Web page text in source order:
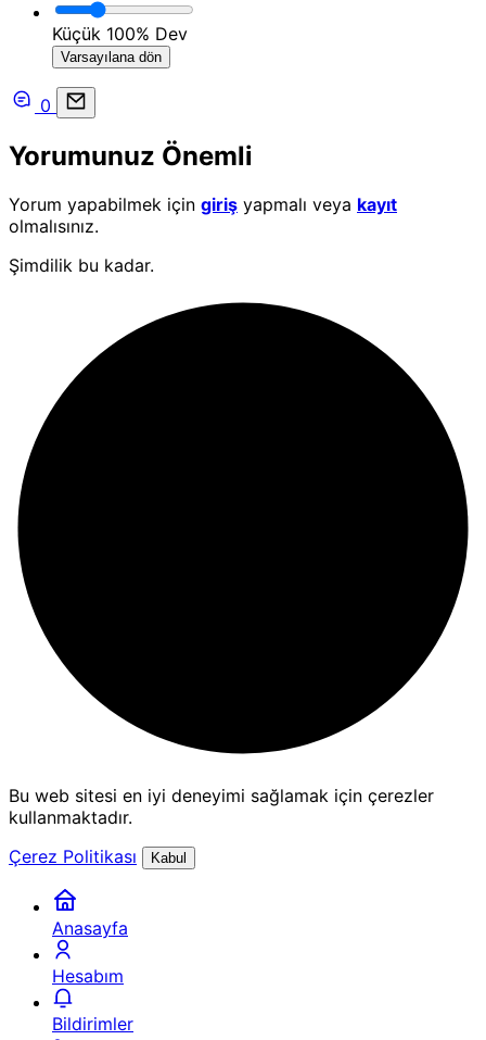
Küçük 100% Dev
Varsayılana dön
0
Yorumunuz Önemli
Yorum yapabilmek için giriş yapmalı veya kayıt
olmalısınız.
Şimdilik bu kadar.
Bu web sitesi en iyi deneyimi sağlamak için çerezler
kullanmaktadır.
Çerez Politikası
Kabul
Anasayfa
Hesabım
Bildirimler